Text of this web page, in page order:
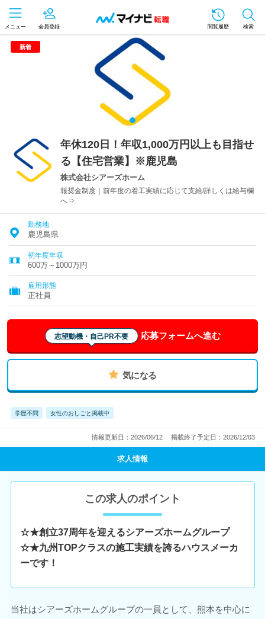
メニュー 会員登録 閲覧履歴 検索
新着
年休120日！年収1,000万円以上も目指せ
る【住宅営業】※鹿児島
株式会社シアーズホーム
報奨金制度｜前年度の着工実績に応じて支給/詳しくは給与欄
へ⇒
勤務地
鹿児島県
初年度年収
600万～1000万円
雇用形態
正社員
志望動機・自己PR不要 応募フォームへ進む
気になる
学歴不問 女性のおしごと掲載中
情報更新日：2026/06/12 掲載終了予定日：2026/12/03
求人情報
この求人のポイント
☆★創立37周年を迎えるシアーズホームグループ
☆★九州TOPクラスの施工実績を誇るハウスメーカ
ーです！
当社はシアーズホームグループの一員として、熊本を中心に